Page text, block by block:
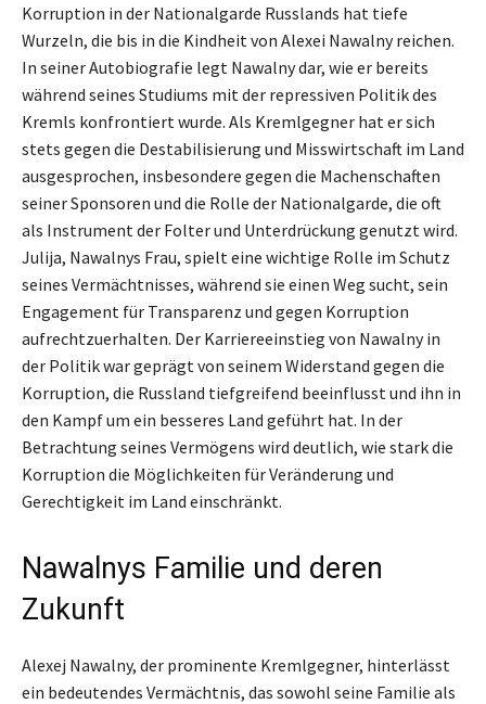
Korruption in der Nationalgarde Russlands hat tiefe
Wurzeln, die bis in die Kindheit von Alexei Nawalny reichen.
In seiner Autobiografie legt Nawalny dar, wie er bereits
während seines Studiums mit der repressiven Politik des
Kremls konfrontiert wurde. Als Kremlgegner hat er sich
stets gegen die Destabilisierung und Misswirtschaft im Land
ausgesprochen, insbesondere gegen die Machenschaften
seiner Sponsoren und die Rolle der Nationalgarde, die oft
als Instrument der Folter und Unterdrückung genutzt wird.
Julija, Nawalnys Frau, spielt eine wichtige Rolle im Schutz
seines Vermächtnisses, während sie einen Weg sucht, sein
Engagement für Transparenz und gegen Korruption
aufrechtzuerhalten. Der Karriereeinstieg von Nawalny in
der Politik war geprägt von seinem Widerstand gegen die
Korruption, die Russland tiefgreifend beeinflusst und ihn in
den Kampf um ein besseres Land geführt hat. In der
Betrachtung seines Vermögens wird deutlich, wie stark die
Korruption die Möglichkeiten für Veränderung und
Gerechtigkeit im Land einschränkt.
Nawalnys Familie und deren
Zukunft
Alexej Nawalny, der prominente Kremlgegner, hinterlässt
ein bedeutendes Vermächtnis, das sowohl seine Familie als